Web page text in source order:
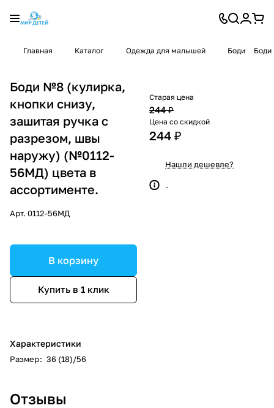
Главная Каталог Одежда для малышей Боди Боди
Боди №8 (кулирка,
кнопки снизу,
зашитая ручка с
разрезом, швы
наружу) (№0112-
56МД) цвета в
ассортименте.
Арт. 0112-56МД
В корзину
Купить в 1 клик
Характеристики
Размер: 36 (18)/56
Старая цена
244 ₽
Цена со скидкой
244 ₽
Нашли дешевле?
.
Отзывы